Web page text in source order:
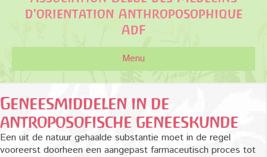
d'orientation Anthroposophique
AdF
Menu
Geneesmiddelen in de
antroposofische geneeskunde
Een uit de natuur gehaalde substantie moet in de regel
vooreerst doorheen een aangepast farmaceutisch proces tot